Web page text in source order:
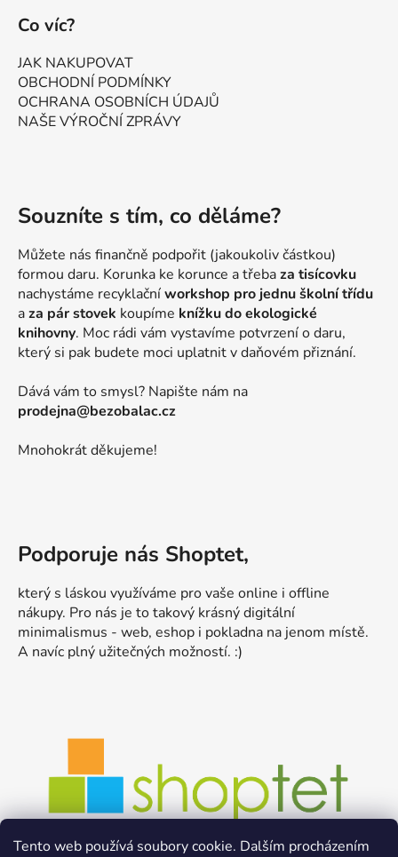
Tento web používá soubory cookie. Dalším procházením
Co víc?
JAK NAKUPOVAT
OBCHODNÍ PODMÍNKY
OCHRANA OSOBNÍCH ÚDAJŮ
NAŠE VÝROČNÍ ZPRÁVY
Souzníte s tím, co děláme?
Můžete nás finančně podpořit (jakoukoliv částkou)
formou daru. Korunka ke korunce a třebaza tisícovku
nachystáme recyklačníworkshop pro jednu školní třídu
aza pár stovek koupíme knížku do ekologické
knihovny. Moc rádi vám vystavíme potvrzení o daru,
který si pak budete moci uplatnit v daňovém přiznání.
Dává vám to smysl? Napište nám na
prodejna@bezobalac.cz
Mnohokrát děkujeme!
Podporuje nás Shoptet,
který s láskou využíváme pro vaše online i offline
nákupy. Pro nás je to takový krásný digitální
minimalismus - web, eshop i pokladna na jenom místě.
A navíc plný užitečných možností. :)